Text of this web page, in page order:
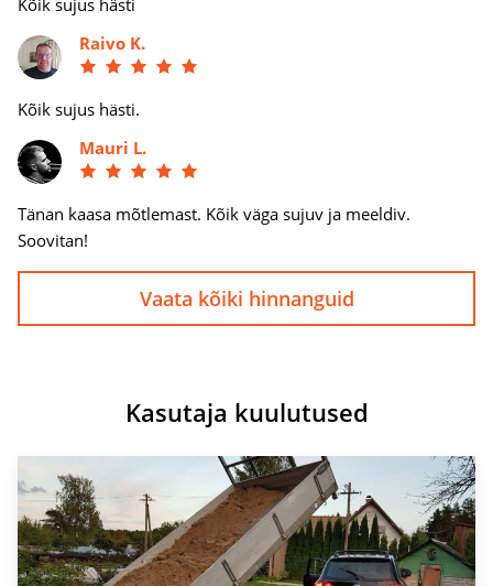
Kõik sujus hästi
Raivo K.
Kõik sujus hästi.
Mauri L.
Tänan kaasa mõtlemast. Kõik väga sujuv ja meeldiv.
Soovitan!
Vaata kõiki hinnanguid
Kasutaja kuulutused